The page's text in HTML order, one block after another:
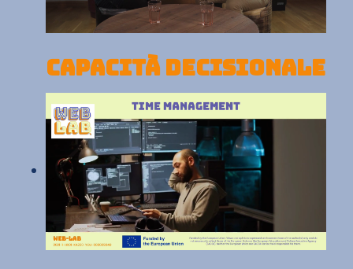
Capacità decisionale